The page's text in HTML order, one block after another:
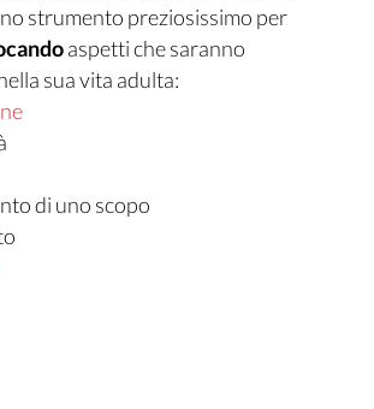
strumento preziosissimo per
aspetti che saranno
sua vita adulta:
di uno scopo